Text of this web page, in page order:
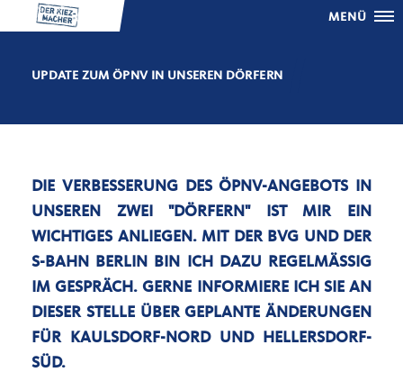
MENÜ
UPDATE ZUM ÖPNV IN UNSEREN DÖRFERN
DIE VERBESSERUNG DES ÖPNV-ANGEBOTS IN
UNSEREN ZWEI "DÖRFERN" IST MIR EIN
WICHTIGES ANLIEGEN. MIT DER BVG UND DER
S-BAHN BERLIN BIN ICH DAZU REGELMÄSSIG I
M GESPRÄCH. GERNE INFORMIERE ICH SIE AN D
IESER STELLE ÜBER GEPLANTE ÄNDERUNGEN F
ÜR KAULSDORF-NORD UND HELLERSDORF-S
ÜD.